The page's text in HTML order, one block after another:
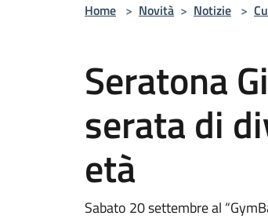
Home > Novità > Notizie >
Seratona
serata di
età
Sabato 20 settembre al